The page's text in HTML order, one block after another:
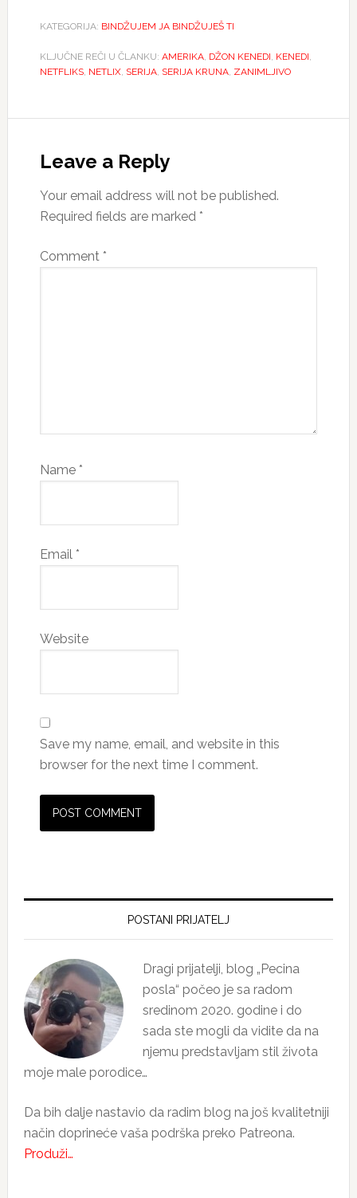
KATEGORIJA: BINDŽUJEM JA BINDŽUJEŠ TI
KLJUČNE REČI U ČLANKU: AMERIKA, DŽON KENEDI, KENEDI,
NETFLIKS, NETLIX, SERIJA, SERIJA KRUNA, ZANIMLJIVO
Interactions
Leave a Reply
Your email address will not be published.
Required fields are marked *
Comment *
Name *
Email *
Website
Save my name, email, and website in this
browser for the next time I comment.
Primary
POSTANI PRIJATELJ
Dragi prijatelji, blog „Pecina
posla“ počeo je sa radom
sredinom 2020. godine i do
sada ste mogli da vidite da na
njemu predstavljam stil života
moje male porodice…
Da bih dalje nastavio da radim blog na još kvalitetniji
način doprineće vaša podrška preko Patreona.
Produži…